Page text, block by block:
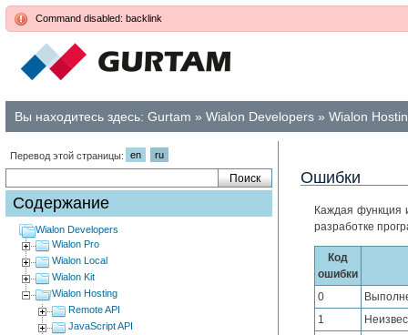
Command disabled: backlink
Вы находитесь здесь: Gurtam » Wialon Developers » Wialon
Перевод этой страницы: en ru
Содержание
Wialon Developers
Wialon Pro
Wialon Local
Wialon Kit
Wialon Hosting
Remote API
JavaScript API
Ошибки
Каждая функция
разработке
Код
ошибки
0
1